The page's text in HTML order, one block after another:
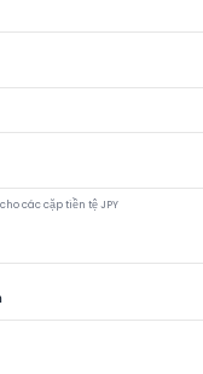
cho các cặp tiền tệ JPY